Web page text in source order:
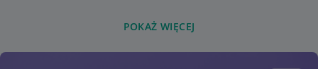
POKAŻ WIĘCEJ